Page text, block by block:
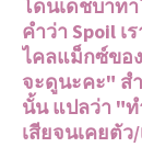
โดนเดชบาท
คำว่า Spoil เ
ไคลแม็กซ์ขอ
จะดูนะคะ" ส
นั้น แปลว่า "ท
เสียจนเคยตั